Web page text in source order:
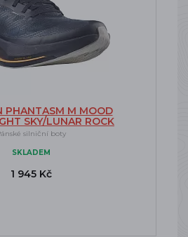
PHANTASM M MOOD
SKY/LUNAR ROCK
silniční boty
SKLADEM
1 945 Kč